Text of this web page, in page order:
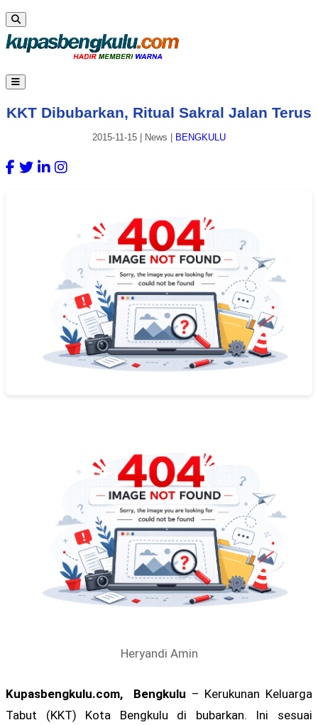
KKT Dibubarkan, Ritual Sakral Jalan Terus
2015-11-15 News BENGKULU
Heryandi Amin
Kupasbengkulu.com, Bengkulu – Kerukunan Keluarga
Tabut (KKT) Kota Bengkulu di bubarkan. Ini sesuai